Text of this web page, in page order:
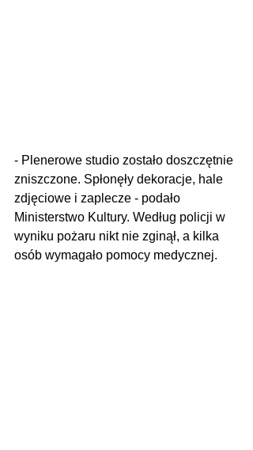
- Plenerowe studio zostało doszczętnie
zniszczone. Spłonęły dekoracje, hale
zdjęciowe i zaplecze - podało
Ministerstwo Kultury. Według policji w
wyniku pożaru nikt nie zginął, a kilka
osób wymagało pomocy medycznej.